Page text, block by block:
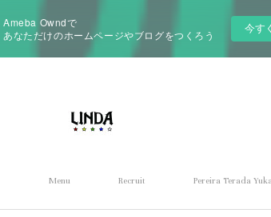
Ameba Owndで
あなただけのホームページやブログをつくろう
今す
Menu Recruit Pereira Terada